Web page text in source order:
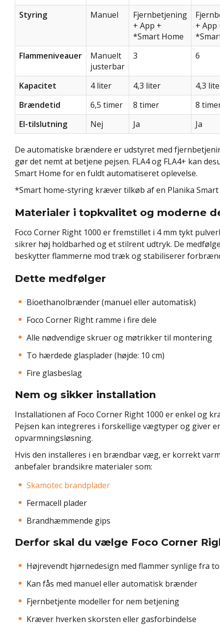
Styring
Manuel
Fjernbetjening
+ App +
*Smart Home
+ App
Flammeniveauer
Manuelt
justerbar
3 6
Kapacitet 4 liter 4,3 liter
4,3
Brændetid
6,5 timer 8 timer
8
El-tilslutning
Nej Ja Ja
De automatiske brændere er udstyret med
gør det nemt at betjene pejsen. FLA4 og FLA4+ kan
Smart Home for en fuldt automatiseret oplevelse.
*Smart home-styring kræver tilkøb af en Planika Smart
Materialer i topkvalitet og moderne
Foco Corner Right 1000 er fremstillet i 4 mm tykt
sikrer høj holdbarhed og et stilrent udtryk. De
beskytter flammerne mod træk og stabiliserer
Dette medfølger
Bioethanolbrænder (manuel eller automatisk)
Foco Corner Right ramme i fire dele
Alle nødvendige skruer og møtrikker til montering
To hærdede glasplader (højde: 10 cm)
Fire glasbeslag
Nem og sikker installation
Installationen af Foco Corner Right 1000 er enkel og
Pejsen kan integreres i forskellige vægtyper og giver
opvarmningsløsning.
Hvis den installeres i en brændbar væg, er korrekt
anbefaler brandsikre materialer som:
Skamotec brandplader
Fermacell plader
Brandhæmmende gips
Derfor skal du vælge Foco Corner
Højrevendt hjørnedesign med flammer synlige fra
Kan fås med manuel eller automatisk brænder
Fjernbetjente modeller for nem betjening
Kræver hverken skorsten eller gasforbindelse